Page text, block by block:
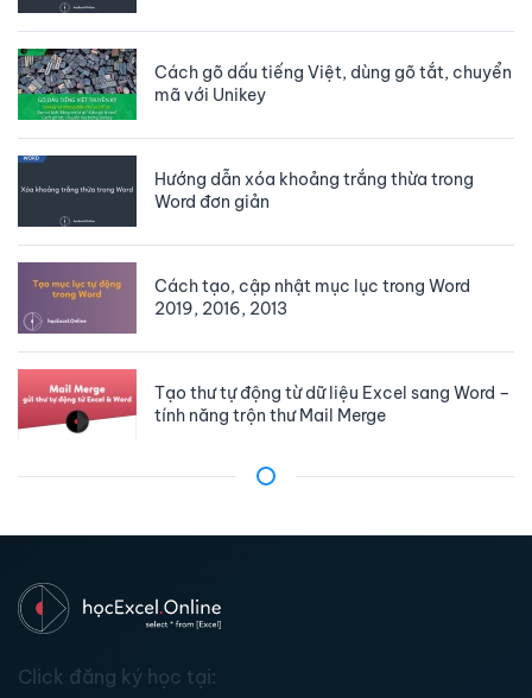
Cách gõ dấu tiếng Việt, dùng gõ tắt, chuyển
mã với Unikey
Hướng dẫn xóa khoảng trắng thừa trong
Word đơn giản
Cách tạo, cập nhật mục lục trong Word
2019, 2016, 2013
Tạo thư tự động từ dữ liệu Excel sang Word –
tính năng trộn thư Mail Merge
Click đăng ký học tại: